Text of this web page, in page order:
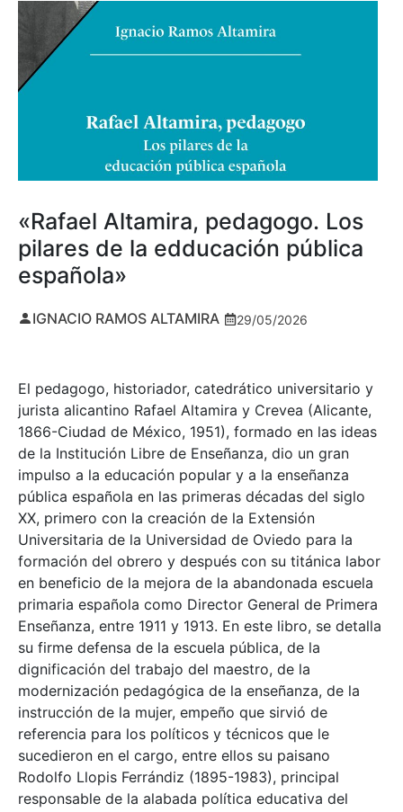
«Rafael Altamira, pedagogo. Los
pilares de la edducación pública
española»
IGNACIO RAMOS ALTAMIRA 29/05/2026
El pedagogo, historiador, catedrático universitario y
jurista alicantino Rafael Altamira y Crevea (Alicante,
1866-Ciudad de México, 1951), formado en las ideas
de la Institución Libre de Enseñanza, dio un gran
impulso a la educación popular y a la enseñanza
pública española en las primeras décadas del siglo
XX, primero con la creación de la Extensión
Universitaria de la Universidad de Oviedo para la
formación del obrero y después con su titánica labor
en beneficio de la mejora de la abandonada escuela
primaria española como Director General de Primera
Enseñanza, entre 1911 y 1913. En este libro, se detalla
su firme defensa de la escuela pública, de la
dignificación del trabajo del maestro, de la
modernización pedagógica de la enseñanza, de la
instrucción de la mujer, empeño que sirvió de
referencia para los políticos y técnicos que le
sucedieron en el cargo, entre ellos su paisano
Rodolfo Llopis Ferrándiz (1895-1983), principal
responsable de la alabada política educativa del